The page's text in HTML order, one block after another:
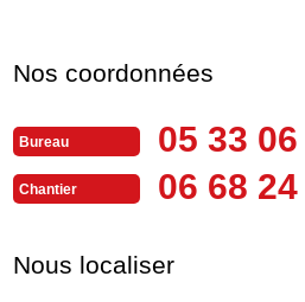
Nos coordonnées
Bureau 05 33
Chantier 06 68
Nous localiser